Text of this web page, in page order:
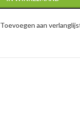
Toevoegen aan